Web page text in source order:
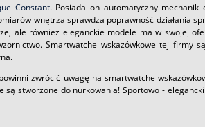
Constant. Posiada on automatyczny mechanik
wnętrza sprawdza poprawność działania
ale również eleganckie modele ma w swojej
Smartwatche wskazówkowe tej firmy
zwrócić uwagę na smartwatche
stworzone do nurkowania! Sportowo -